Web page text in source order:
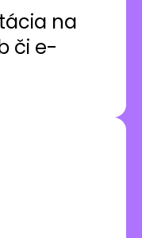
na
či e-